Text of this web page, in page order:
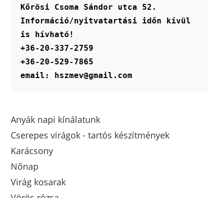
Kőrösi Csoma Sándor utca 52.
Információ/nyitvatartási időn kívül
is hívható!
+36-20-337-2759
+36-20-529-7865
email: hszmev@gmail.com
Anyák napi kínálatunk
Cserepes virágok - tartós készítmények
Karácsony
Nőnap
Virág kosarak